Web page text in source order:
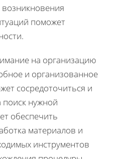
возникновения
поможет
на организацию
и организованное
сосредоточиться и
поиск нужной
обеспечить
материалов и
инструментов